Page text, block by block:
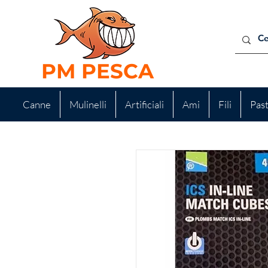
PM PESCA
Canne Mulinelli Artificiali Ami Fili